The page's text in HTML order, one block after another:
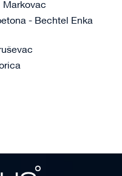
Markovac
- Bechtel Enka